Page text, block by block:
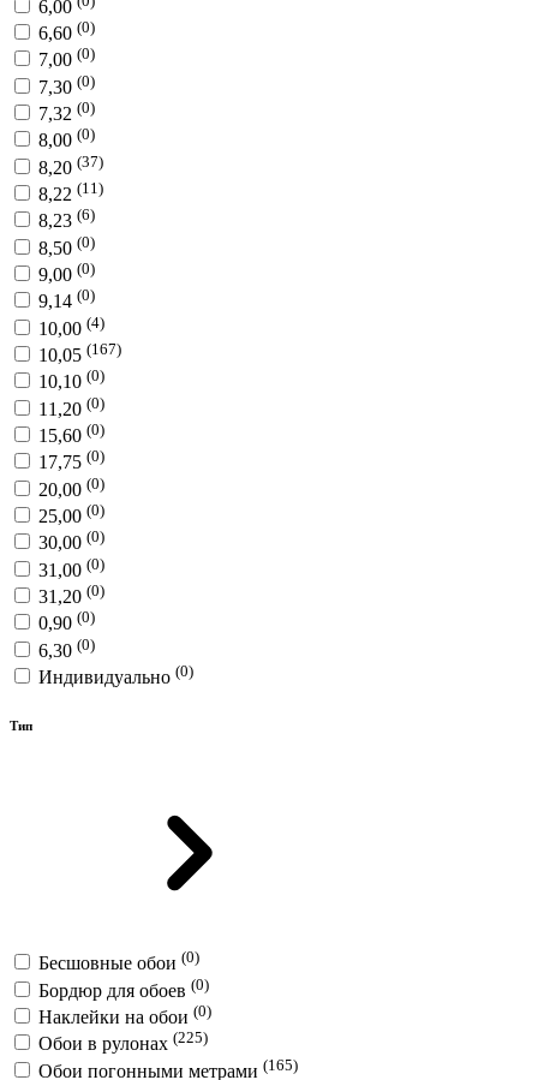
6,00
6,60 (0)
7,00 (0)
7,30 (0)
7,32 (0)
8,00 (0)
8,20 (37)
8,22 (11)
8,23 (6)
8,50 (0)
9,00 (0)
9,14 (0)
10,00 (4)
10,05 (167)
10,10 (0)
11,20 (0)
15,60 (0)
17,75 (0)
20,00 (0)
25,00 (0)
30,00 (0)
31,00 (0)
31,20 (0)
0,90 (0)
6,30 (0)
Индивидуально (0)
Тип
Бесшовные обои (0)
Бордюр для обоев (0)
Наклейки на обои (0)
Обои в рулонах (225)
Обои погонными метрами (165)